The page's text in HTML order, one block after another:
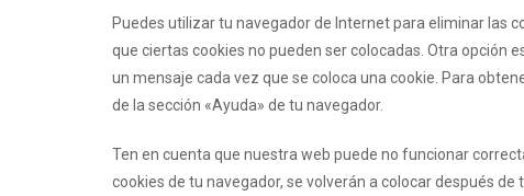
Puedes utilizar tu navegador de Internet para eliminar las
que ciertas cookies no pueden ser colocadas. Otra opción
un mensaje cada vez que se coloca una cookie. Para
de la sección «Ayuda» de tu navegador.
Ten en cuenta que nuestra web puede no funcionar
cookies de tu navegador, se volverán a colocar después